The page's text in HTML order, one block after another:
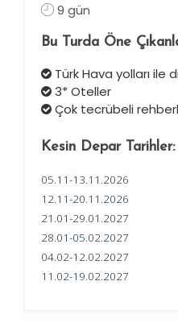
9 gün
Bu Turda Öne
Türk Hava yolları ile
3* Oteller
Çok tecrübeli
Kesin Depar Tarihler:
05.11-13.11.2026
12.11-20.11.2026
21.01-29.01.2027
28.01-05.02.2027
04.02-12.02.2027
11.02-19.02.2027